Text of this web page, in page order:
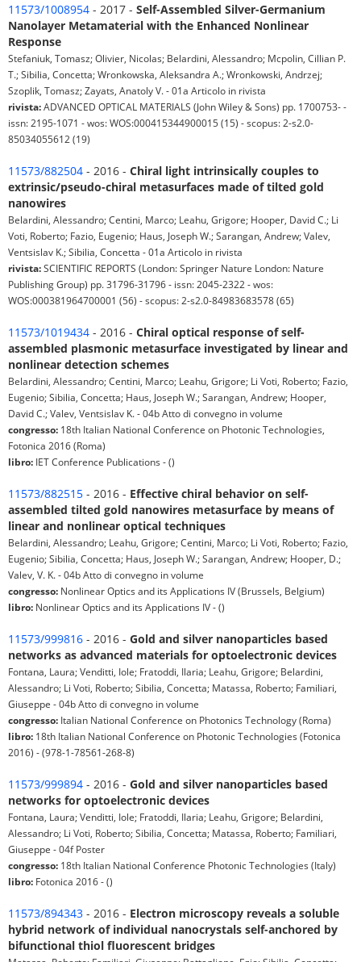
11573/1008954 - 2017 - Self-Assembled Silver-Germanium
Nanolayer Metamaterial with the Enhanced Nonlinear
Response
Stefaniuk, Tomasz; Olivier, Nicolas; Belardini, Alessandro; Mcpolin, Cillian P.
T.; Sibilia, Concetta; Wronkowska, Aleksandra A.; Wronkowski, Andrzej;
Szoplik, Tomasz; Zayats, Anatoly V. - 01a Articolo in rivista
rivista:ADVANCED OPTICAL MATERIALS (John Wiley & Sons) pp. 1700753- -
issn: 2195-1071 - wos: WOS:000415344900015 (15) - scopus: 2-s2.0-
85034055612 (19)
11573/882504 - 2016 - Chiral light intrinsically couples to
extrinsic/pseudo-chiral metasurfaces made of tilted gold
nanowires
Belardini, Alessandro; Centini, Marco; Leahu, Grigore; Hooper, David C.; Li
Voti, Roberto; Fazio, Eugenio; Haus, Joseph W.; Sarangan, Andrew; Valev,
Ventsislav K.; Sibilia, Concetta - 01a Articolo in rivista
rivista:SCIENTIFIC REPORTS (London: Springer Nature London: Nature
Publishing Group) pp. 31796-31796 - issn: 2045-2322 - wos:
WOS:000381964700001 (56) - scopus: 2-s2.0-84983683578 (65)
11573/1019434 - 2016 - Chiral optical response of self-
assembled plasmonic metasurface investigated by linear and
nonlinear detection schemes
Belardini, Alessandro; Centini, Marco; Leahu, Grigore; Li Voti, Roberto; Fazio,
Eugenio; Sibilia, Concetta; Haus, Joseph W.; Sarangan, Andrew; Hooper,
David C.; Valev, Ventsislav K. - 04b Atto di convegno in volume
congresso: 18th Italian National Conference on Photonic Technologies,
Fotonica 2016 (Roma)
libro: IET Conference Publications - ()
11573/882515 - 2016 - Effective chiral behavior on self-
assembled tilted gold nanowires metasurface by means of
linear and nonlinear optical techniques
Belardini, Alessandro; Leahu, Grigore; Centini, Marco; Li Voti, Roberto; Fazio,
Eugenio; Sibilia, Concetta; Haus, Joseph W.; Sarangan, Andrew; Hooper, D.;
Valev, V. K. - 04b Atto di convegno in volume
congresso: Nonlinear Optics and its Applications IV (Brussels, Belgium)
libro: Nonlinear Optics and its Applications IV - ()
11573/999816 - 2016 - Gold and silver nanoparticles based
networks as advanced materials for optoelectronic devices
Fontana, Laura; Venditti, Iole; Fratoddi, Ilaria; Leahu, Grigore; Belardini,
Alessandro; Li Voti, Roberto; Sibilia, Concetta; Matassa, Roberto; Familiari,
Giuseppe - 04b Atto di convegno in volume
congresso: Italian National Conference on Photonics Technology (Roma)
libro: 18th Italian National Conference on Photonic Technologies (Fotonica
2016) - (978-1-78561-268-8)
11573/999894 - 2016 - Gold and silver nanoparticles based
networks for optoelectronic devices
Fontana, Laura; Venditti, Iole; Fratoddi, Ilaria; Leahu, Grigore; Belardini,
Alessandro; Li Voti, Roberto; Sibilia, Concetta; Matassa, Roberto; Familiari,
Giuseppe - 04f Poster
congresso: 18th Italian National Conference Photonic Technologies (Italy)
libro: Fotonica 2016 - ()
11573/894343 - 2016 - Electron microscopy reveals a soluble
hybrid network of individual nanocrystals self-anchored by
bifunctional thiol fluorescent bridges